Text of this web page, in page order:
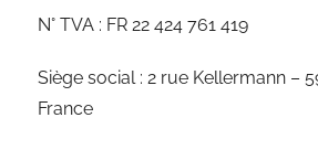
N° TVA : FR 22 424 761 419
Siège social : 2 rue Kellermann –
France